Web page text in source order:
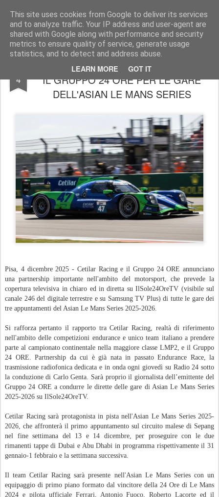
This site uses cookies from Google to deliver its services
and to analyze traffic. Your IP address and user-agent are
shared with Google along with performance and security
metrics to ensure quality of service, generate usage
statistics, and to detect and address abuse.
LEARN MORE GOT IT
AutoMotoCorse. Motorsport Random News 280912
4
PARTNERSHIP TRA CETILAR RACING E
IL GRUPPO 24 ORE PER LE GARE
DELL'ASIAN LE MANS SERIES
Pisa, 4 dicembre 2025 - Cetilar Racing e il Gruppo 24 ORE annunciano
una partnership importante nell'ambito del motorsport, che prevede la
copertura televisiva in chiaro ed in diretta su IlSole24OreTV (visibile sul
canale 246 del digitale terrestre e su Samsung TV Plus) di tutte le gare dei
tre appuntamenti del Asian Le Mans Series 2025-2026.
Si rafforza pertanto il rapporto tra Cetilar Racing, realtà di riferimento
nell'ambito delle competizioni endurance e unico team italiano a prendere
parte al campionato continentale nella maggiore classe LMP2, e il Gruppo
24 ORE. Partnership da cui è già nata in passato Endurance Race, la
trasmissione radiofonica dedicata e in onda ogni giovedì su Radio 24 sotto
la conduzione di Carlo Genta. Sarà proprio il giornalista dell’emittente del
Gruppo 24 ORE a condurre le dirette delle gare di Asian Le Mans Series
2025-2026 su IlSole24OreTV.
Cetilar Racing sarà protagonista in pista nell'Asian Le Mans Series 2025-
2026, che affronterà il primo appuntamento sul circuito malese di Sepang
nel fine settimana del 13 e 14 dicembre, per proseguire con le due
rimanenti tappe di Dubai e Abu Dhabi in programma rispettivamente il 31
gennaio-1 febbraio e la settimana successiva.
Il team Cetilar Racing sarà presente nell'Asian Le Mans Series con un
equipaggio di primo piano formato dal vincitore della 24 Ore di Le Mans
2024 e pilota ufficiale Ferrari, Antonio Fuoco, Roberto Lacorte ed il